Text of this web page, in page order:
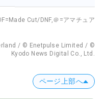
Cut/DNF,＠=アマチュア
/ © Enetpulse Limited / ©
Kyodo News Digital Co., Ltd.
ページ上部へ